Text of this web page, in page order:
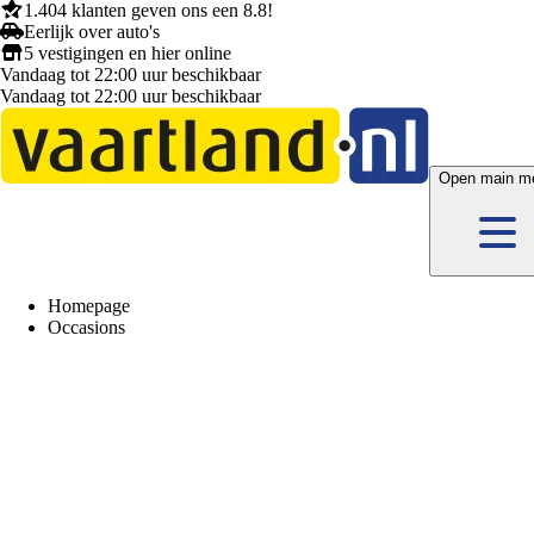
1.404 klanten geven ons een 8.8!
Eerlijk over auto's
5 vestigingen en hieronline
Vandaag tot 22:00 uur beschikbaar
Vandaag tot 22:00 uur beschikbaar
Open main
Homepage
Occasions